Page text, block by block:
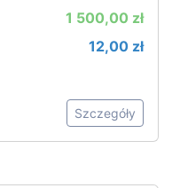
1 500,00 zł
12,00 zł
Szczegóły